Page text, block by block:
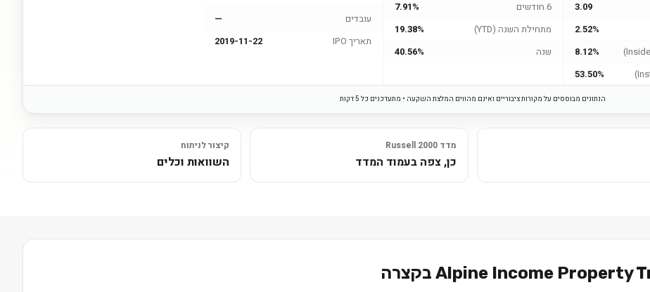
3.09
2.52%
8.12%
53.50%
6 חודשים
7.91%
מתחילת השנה (YTD)
19.38%
שנה
40.56%
עובדים
—
תאריך IPO
2019-11-22
הנתונים מבוססים על מקורות ציבוריים ואינם מהווים המלצת השקעה • מתעדכנים כל 5 דקות
מדד Russell 2000
כן, צפה בעמוד המדד
קיצור לניתוח
השוואות וכלים
Alpine Income Property